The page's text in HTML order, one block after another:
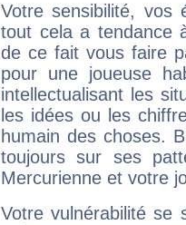
Votre sensibilité,
tout cela a tendance
de ce fait vous faire
pour une joueuse
intellectualisant les
les idées ou les
humain des choses.
toujours sur ses
Mercurienne et votre
Votre vulnérabilité se